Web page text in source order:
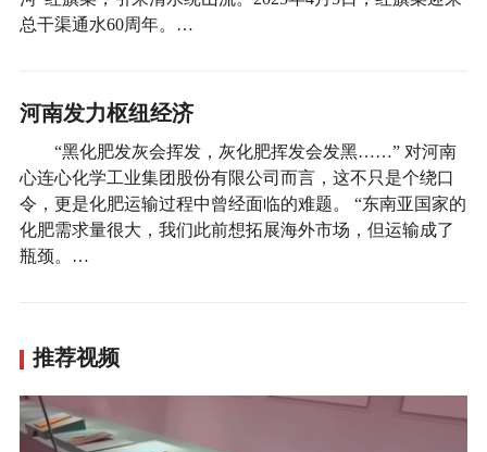
总干渠通水60周年。…
河南发力枢纽经济
“黑化肥发灰会挥发，灰化肥挥发会发黑……” 对河南
心连心化学工业集团股份有限公司而言，这不只是个绕口
令，更是化肥运输过程中曾经面临的难题。 “东南亚国家的
化肥需求量很大，我们此前想拓展海外市场，但运输成了
瓶颈。…
推荐视频